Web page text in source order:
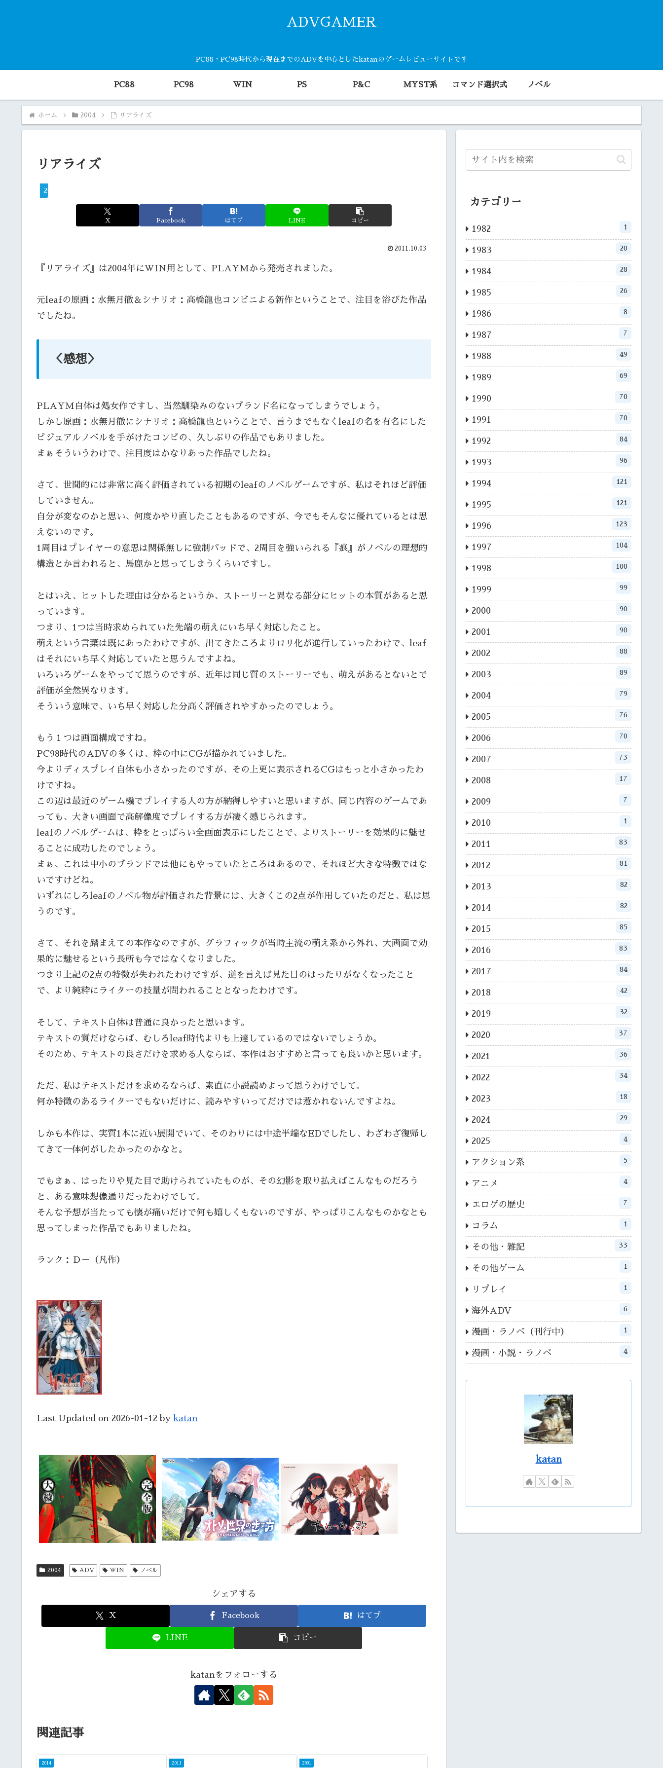
ADVGAMER
PC88・PC98時代から現在までのADVを中心としたkatanのゲームレビューサイトです
PC88 PC98 WIN PS P&C MYST系 コマンド選択式 ノベル
ホーム 2004 リアライズ
リアライズ
2004
X Facebook はてブ LINE コピー
2011.10.03
『リアライズ』は2004年にWIN用として、PLAYMから発売されました。
元leafの原画：水無月徹＆シナリオ：高橋龍也コンビニよる新作ということで、注目を浴びた作品
でしたね。
＜感想＞
PLAYM自体は処女作ですし、当然馴染みのないブランド名になってしまうでしょう。
しかし原画：水無月徹にシナリオ：高橋龍也ということで、言うまでもなくleafの名を有名にした
ビジュアルノベルを手がけたコンビの、久しぶりの作品でもありました。
まぁそういうわけで、注目度はかなりあった作品でしたね。
さて、世間的には非常に高く評価されている初期のleafのノベルゲームですが、私はそれほど評価
していません。
自分が変なのかと思い、何度かやり直したこともあるのですが、今でもそんなに優れているとは思
えないのです。
1周目はプレイヤーの意思は関係無しに強制バッドで、2周目を強いられる『痕』がノベルの理想的
構造とか言われると、馬鹿かと思ってしまうくらいですし。
とはいえ、ヒットした理由は分かるというか、ストーリーと異なる部分にヒットの本質があると思
っています。
つまり、1つは当時求められていた先端の萌えにいち早く対応したこと。
萌えという言葉は既にあったわけですが、出てきたころよりロリ化が進行していったわけで、leaf
はそれにいち早く対応していたと思うんですよね。
いろいろゲームをやってて思うのですが、近年は同じ質のストーリーでも、萌えがあるとないとで
評価が全然異なります。
そういう意味で、いち早く対応した分高く評価されやすかったのでしょう。
もう１つは画面構成ですね。
PC98時代のADVの多くは、枠の中にCGが描かれていました。
今よりディスプレイ自体も小さかったのですが、その上更に表示されるCGはもっと小さかったわ
けですね。
この辺は最近のゲーム機でプレイする人の方が納得しやすいと思いますが、同じ内容のゲームであ
っても、大きい画面で高解像度でプレイする方が凄く感じられます。
leafのノベルゲームは、枠をとっぱらい全画面表示にしたことで、よりストーリーを効果的に魅せ
ることに成功したのでしょう。
まぁ、これは中小のブランドでは他にもやっていたところはあるので、それほど大きな特徴ではな
いですけどね。
いずれにしろleafのノベル物が評価された背景には、大きくこの2点が作用していたのだと、私は思
うのです。
さて、それを踏まえての本作なのですが、グラフィックが当時主流の萌え系から外れ、大画面で効
果的に魅せるという長所も今ではなくなりました。
つまり上記の2点の特徴が失われたわけですが、逆を言えば見た目のはったりがなくなったこと
で、より純粋にライターの技量が問われることとなったわけです。
そして、テキスト自体は普通に良かったと思います。
テキストの質だけならば、むしろleaf時代よりも上達しているのではないでしょうか。
そのため、テキストの良さだけを求める人ならば、本作はおすすめと言っても良いかと思います。
ただ、私はテキストだけを求めるならば、素直に小説読めよって思うわけでして。
何か特徴のあるライターでもないだけに、読みやすいってだけでは惹かれないんですよね。
しかも本作は、実質1本に近い展開でいて、そのわりには中途半端なEDでしたし、わざわざ復帰し
てきて一体何がしたかったのかなと。
でもまぁ、はったりや見た目で助けられていたものが、その幻影を取り払えばこんなものだろう
と、ある意味想像通りだったわけでして。
そんな予想が当たっても懐が痛いだけで何も嬉しくもないのですが、やっぱりこんなものかなとも
思ってしまった作品でもありましたね。
ランク：Ｄ－（凡作）
Last Updated on 2026-01-12 by katan
2004 ADV WIN ノベル
シェアする
X Facebook はてブ
LINE コピー
katanをフォローする
関連記事
2014 2011 2001
カテゴリー
1982 1
1983 20
1984 28
1985 26
1986 8
1987 7
1988 49
1989 69
1990 70
1991 70
1992 84
1993 96
1994 121
1995 121
1996 123
1997 104
1998 100
1999 99
2000 90
2001 90
2002 88
2003 89
2004 79
2005 76
2006 70
2007 73
2008 17
2009 7
2010 1
2011 83
2012 81
2013 82
2014 82
2015 85
2016 83
2017 84
2018 42
2019 32
2020 37
2021 36
2022 34
2023 18
2024 29
2025 4
アクション系 5
アニメ 4
エロゲの歴史 7
コラム 1
その他・雑記 33
その他ゲーム 1
リプレイ 1
海外ADV 6
漫画・ラノベ（刊行中） 1
漫画・小説・ラノベ 4
katan